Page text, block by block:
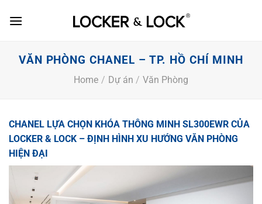
VĂN PHÒNG CHANEL – TP. HỒ CHÍ MINH
Home / Dự án / Văn Phòng
CHANEL LỰA CHỌN KHÓA THÔNG MINH SL300EWR CỦA
LOCKER & LOCK – ĐỊNH HÌNH XU HƯỚNG VĂN PHÒNG
HIỆN ĐẠI